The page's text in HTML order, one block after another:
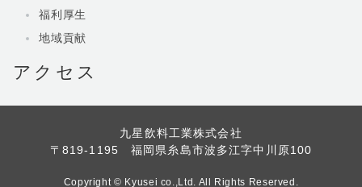
福利厚生
地域貢献
アクセス
九星飲料工業株式会社
〒819-1195 福岡県糸島市波多江字中川原100
Copyright © Kyusei co.,Ltd. All Rights Reserved.